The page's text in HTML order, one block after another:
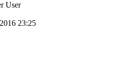
User
23:25